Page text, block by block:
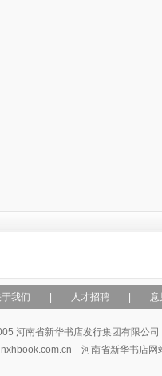
于我们 人才招聘| 意
河南省新华书店发行集团有限公
河南省新华书店网